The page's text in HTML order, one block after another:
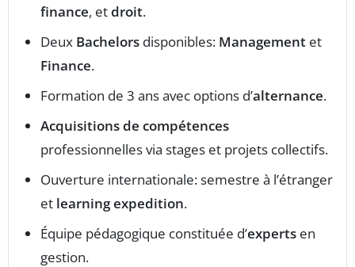
finance, etdroit.
Deux Bachelors disponibles: Management et
Finance.
Formation de 3 ans avec options d’alternance.
Acquisitions de compétences
professionnelles via stages et projets collectifs.
Ouverture internationale: semestre à l’étranger
et learning expedition.
Équipe pédagogique constituée d’experts en
gestion.